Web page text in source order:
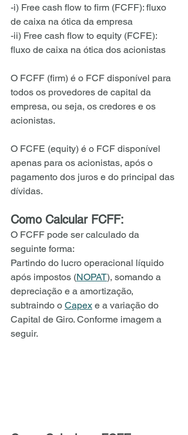
-i) Free cash flow to firm (FCFF): fluxo
de caixa na ótica da empresa
-ii) Free cash flow to equity (FCFE):
fluxo de caixa na ótica dos acionistas
O FCFF (firm) é o FCF disponível para
todos os provedores de capital da
empresa, ou seja, os credores e os
acionistas.
O FCFE (equity) é o FCF disponível
apenas para os acionistas, após o
pagamento dos juros e do principal das
dívidas.
Como Calcular FCFF:
O FCFF pode ser calculado da
seguinte forma:
Partindo do lucro operacional líquido
após impostos (NOPAT), somando a
depreciação e a amortização,
subtraindo o Capex e a variação do
Capital de Giro. Conforme imagem a
seguir.